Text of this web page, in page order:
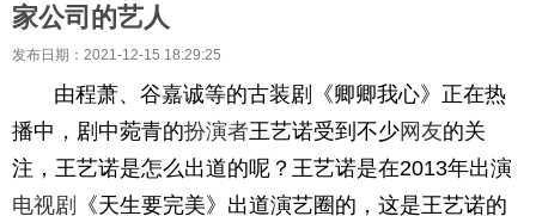
家公司的艺人
发布日期：2021-12-15 18:29:25
由程萧、谷嘉诚等的古装剧《卿卿我心》正在热
播中，剧中菀青的扮演者王艺诺受到不少网友的关
注，王艺诺是怎么出道的呢？王艺诺是在2013年出演
电视剧
《天生要完美》出道演艺圈的，这是王艺诺的